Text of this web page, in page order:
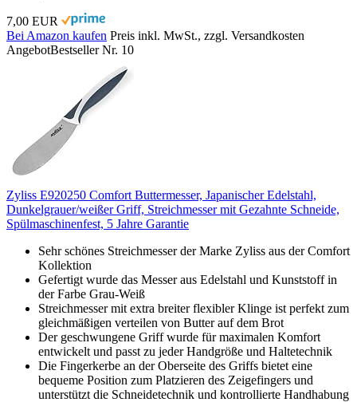
7,00 EUR
Bei Amazon kaufen Preis inkl. MwSt., zzgl. Versandkosten
AngebotBestseller Nr. 10
Zyliss E920250 Comfort Buttermesser, Japanischer Edelstahl,
Dunkelgrauer/weißer Griff, Streichmesser mit Gezahnte Schneide,
Spülmaschinenfest, 5 Jahre Garantie
Sehr schönes Streichmesser der Marke Zyliss aus der Comfort
Kollektion
Gefertigt wurde das Messer aus Edelstahl und Kunststoff in
der Farbe Grau-Weiß
Streichmesser mit extra breiter flexibler Klinge ist perfekt zum
gleichmäßigen verteilen von Butter auf dem Brot
Der geschwungene Griff wurde für maximalen Komfort
entwickelt und passt zu jeder Handgröße und Haltetechnik
Die Fingerkerbe an der Oberseite des Griffs bietet eine
bequeme Position zum Platzieren des Zeigefingers und
unterstützt die Schneidetechnik und kontrollierte Handhabung